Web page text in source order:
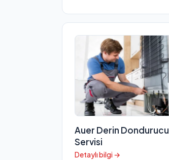
Auer Derin Dondurucu
Servisi
Detaylı bilgi →